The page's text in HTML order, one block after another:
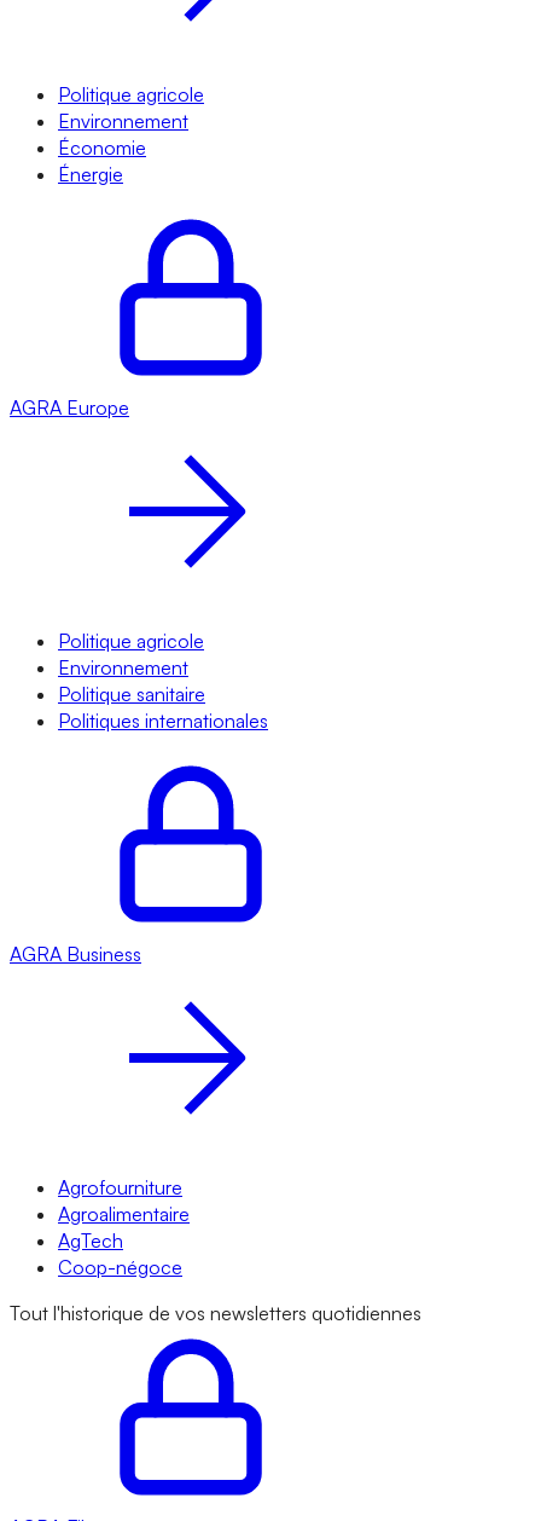
Politique agricole
Environnement
Économie
Énergie
AGRA Europe
Politique agricole
Environnement
Politique sanitaire
Politiques internationales
AGRA Business
Agrofourniture
Agroalimentaire
AgTech
Coop-négoce
Tout l'historique de vos newsletters quotidiennes